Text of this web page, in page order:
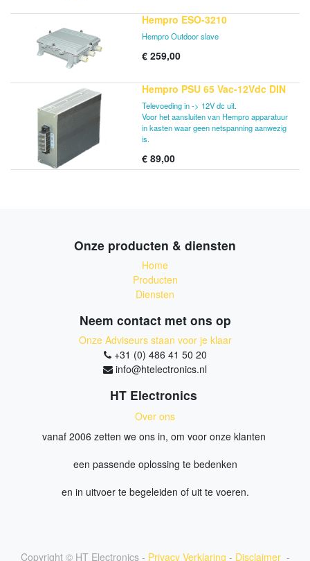
Hempro ESO-3210
Hempro Outdoor slave
€ 259,00
Hempro PSU 65 Vac-12Vdc DIN
Televoeding in -> 12V dc uit.
Voor het aansluiten van Hempro apparatuur
in kasten waar geen netspanning aanwezig
is.
€ 89,00
Onze producten & diensten
Home
Producten
Diensten
Neem contact met ons op
Onze Adviseurs staan voor je klaar
+31 (0) 486 41 50 20
info@htelectronics.nl
HT Electronics
Over ons
vanaf 2006 zetten we ons in, om voor onze klanten
een passende oplossing te bedenken
en in uitvoer te begeleiden of uit te voeren.
Copyright © HT Electronics - Privacy Verklaring - Disclaimer -